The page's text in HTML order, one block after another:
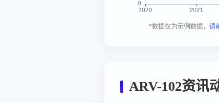
*数据仅为示例数据， 请
ARV-102资讯